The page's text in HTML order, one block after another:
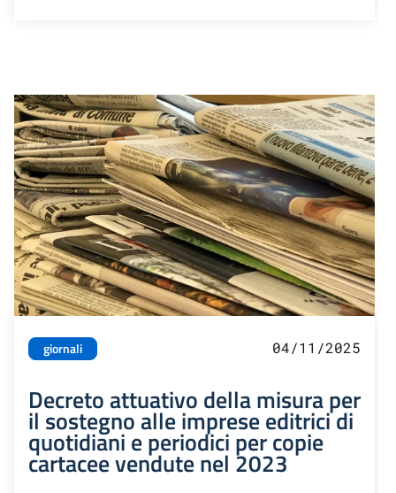
giornali 04/11/2025
Decreto attuativo della misura per
il sostegno alle imprese editrici di
quotidiani e periodici per copie
cartacee vendute nel 2023